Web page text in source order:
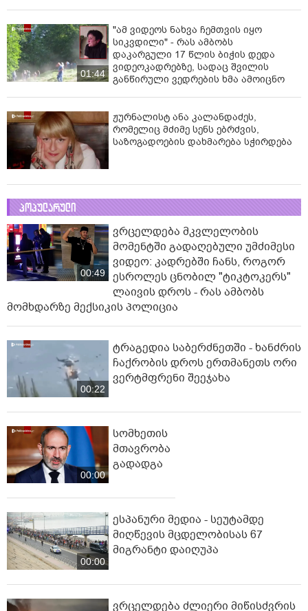
01:44
"ამ ვიდეოს ნახვა ჩემთვის იყო
სიკვდილი" - რას ამბობს
დაკარგული 17 წლის ბიჭის დედა
ვიდეოკადრებზე, სადაც შვილის
განწირული ვედრების ხმა ამოიცნო
ჟურნალისტ ანა კალანდაძეს,
რომელიც მძიმე სენს ებრძვის,
საზოგადოების დახმარება სჭირდება
პოპულარული
00:49
ვრცელდება მკვლელობის
მომენტში გადაღებული უმძიმესი
ვიდეო: კადრებში ჩანს, როგორ
ესროლეს ცნობილ "ტიკტოკერს"
ლაივის დროს - რას ამბობს
მომხდარზე მექსიკის პოლიცია
00:22
ტრაგედია საბერძნეთში - ხანძრის
ჩაქრობის დროს ერთმანეთს ორი
ვერტმფრენი შეეჯახა
00:00
სომხეთის
მთავრობა
გადადგა
00:00
ესპანური მედია - სეუტამდე
მიღწევის მცდელობისას 67
მიგრანტი დაიღუპა
ვრცელდება ძლიერი მიწისძვრის